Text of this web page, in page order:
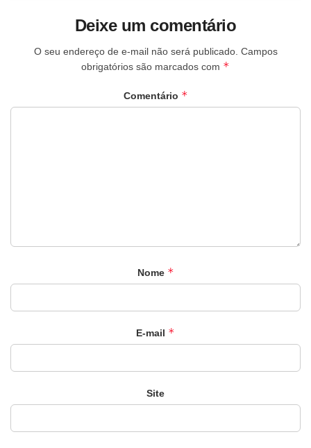
Deixe um comentário
O seu endereço de e-mail não será publicado. Campos
obrigatórios são marcados com *
Comentário *
Nome *
E-mail *
Site